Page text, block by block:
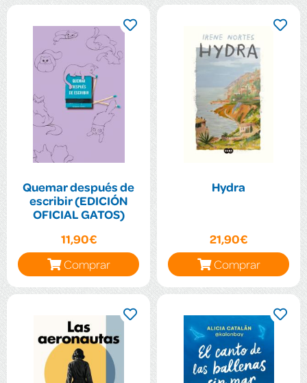
Quemar después de
escribir (EDICIÓN
OFICIAL GATOS)
11,90€
Comprar
Hydra
21,90€
Comprar